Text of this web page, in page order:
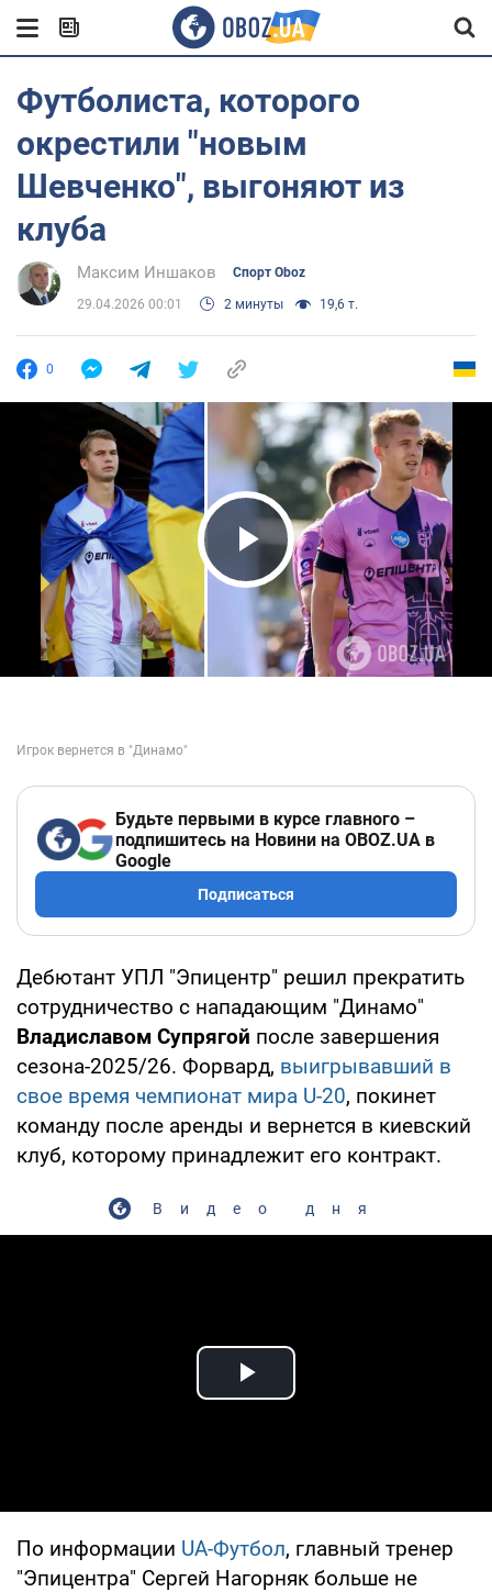
Футболиста, которого
окрестили "новым
Шевченко", выгоняют из
клуба
Максим Иншаков Спорт Oboz
29.04.2026 00:01 2 минуты 19,6 т.
0
Play Video
Будьте первыми в курсе главного –
подпишитесь на Новини на OBOZ.UA в
Google
Подписаться
Дебютант УПЛ "Эпицентр" решил прекратить
сотрудничество с нападающим "Динамо"
Владиславом Супрягой после завершения
сезона-2025/26. Форвард, выигрывавший в
свое время чемпионат мира U-20, покинет
команду после аренды и вернется в киевский
клуб, которому принадлежит его контракт.
Видео дня
Play Video
По информации UA-Футбол, главный тренер
"Эпицентра" Сергей Нагорняк больше не